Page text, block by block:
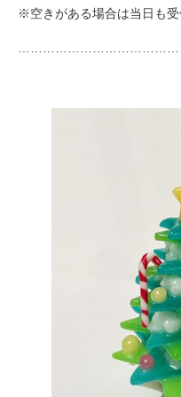
※空きがある場合は当日も